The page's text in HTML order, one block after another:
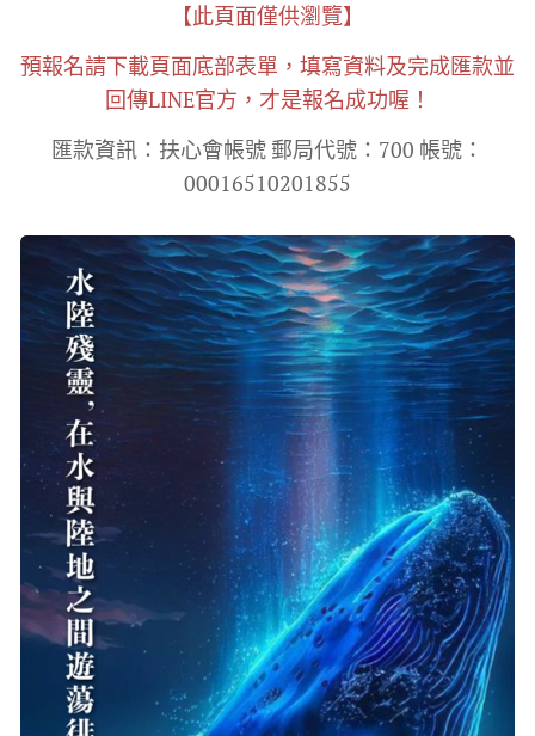
【此頁面僅供瀏覽】
預報名請下載頁面底部表單，填寫資料及完成匯款並
回傳LINE官方，才是報名成功喔！
匯款資訊：扶心會帳號 郵局代號：700 帳號：
00016510201855